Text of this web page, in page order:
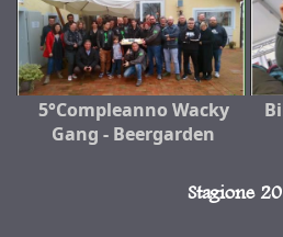
5°Compleanno Wacky
Gang - Beergarden
Stagione